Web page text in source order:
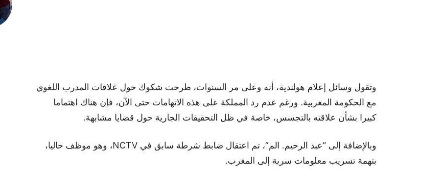
وتقول وسائل إعلام هولندية، أنه وعلى مر السنوات، طرحت شكوك حول علاقات المدرب اللغوي
مع الحكومة المغربية. ورغم عدم رد المملكة على هذه الاتهامات حتى الآن، فإن هناك اهتماما
كبيرا بشأن علاقته بالتجسس، خاصة في ظل التحقيقات الجارية حول قضايا مشابهة.
وبالإضافة إلى “عبد الرحيم. الم”، تم اعتقال ضابط شرطة سابق في NCTV، وهو موظف حاليا،
بتهمة تسريب معلومات سرية إلى المغرب.